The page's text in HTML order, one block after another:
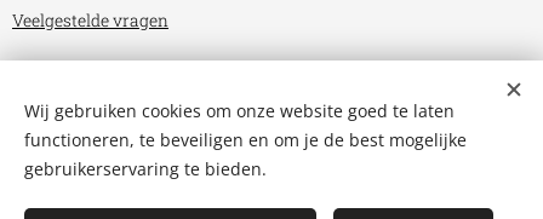
Veelgestelde vragen
Privacyverklaring
Aquariumhuis Friesland Cookies
Wij gebruiken cookies om onze website goed te laten
functioneren, te beveiligen en om je de best mogelijke
gebruikerservaring te bieden.